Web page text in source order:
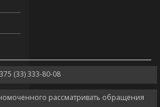
(33) 333-80-08
рассматривать обращения